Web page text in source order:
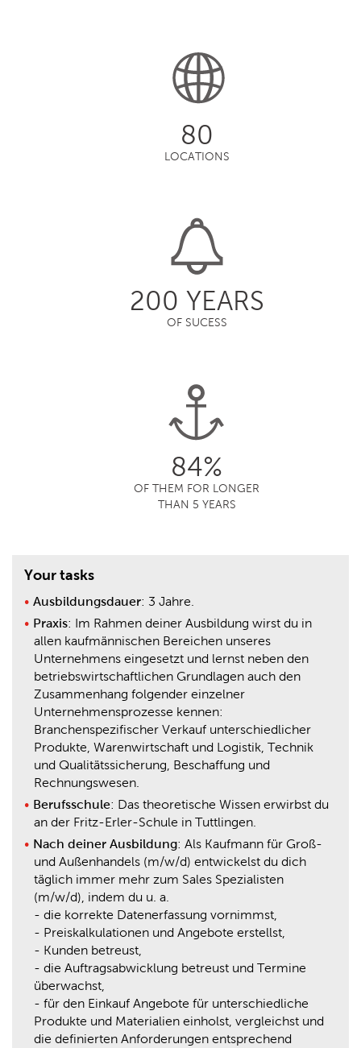
80
LOCATIONS
200 YEARS
OF SUCESS
84%
OF THEM FOR LONGER
THAN 5 YEARS
Your tasks
Ausbildungsdauer: 3 Jahre.
Praxis: Im Rahmen deiner Ausbildung wirst du in
allen kaufmännischen Bereichen unseres
Unternehmens eingesetzt und lernst neben den
betriebswirtschaftlichen Grundlagen auch den
Zusammenhang folgender einzelner
Unternehmensprozesse kennen:
Branchenspezifischer Verkauf unterschiedlicher
Produkte, Warenwirtschaft und Logistik, Technik
und Qualitätssicherung, Beschaffung und
Rechnungswesen.
Berufsschule: Das theoretische Wissen erwirbst du
an der Fritz-Erler-Schule in Tuttlingen.
Nach deiner Ausbildung: Als Kaufmann für Groß-
und Außenhandels (m/w/d) entwickelst du dich
täglich immer mehr zum Sales Spezialisten
(m/w/d), indem du u. a.
- die korrekte Datenerfassung vornimmst,
- Preiskalkulationen und Angebote erstellst,
- Kunden betreust,
- die Auftragsabwicklung betreust und Termine
überwachst,
- für den Einkauf Angebote für unterschiedliche
Produkte und Materialien einholst, vergleichst und
die definierten Anforderungen entsprechend